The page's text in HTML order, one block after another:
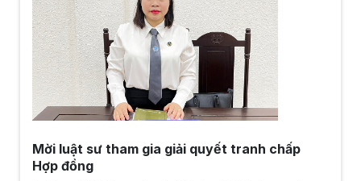
Mời luật sư tham gia giải quyết tranh chấp
Hợp đồng